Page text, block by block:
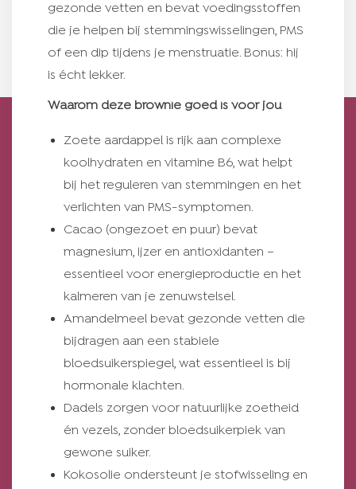
gezonde vetten en bevat voedingsstoffen
die je helpen bij stemmingswisselingen, PMS
of een dip tijdens je menstruatie. Bonus: hij
is écht lekker.
Waarom deze brownie goed is voor jou
Zoete aardappel is rijk aan complexe
koolhydraten en vitamine B6, wat helpt
bij het reguleren van stemmingen en het
verlichten van PMS-symptomen.
Cacao (ongezoet en puur) bevat
magnesium, ijzer en antioxidanten –
essentieel voor energieproductie en het
kalmeren van je zenuwstelsel.
Amandelmeel bevat gezonde vetten die
bijdragen aan een stabiele
bloedsuikerspiegel, wat essentieel is bij
hormonale klachten.
Dadels zorgen voor natuurlijke zoetheid
én vezels, zonder bloedsuikerpiek van
gewone suiker.
Kokosolie ondersteunt je stofwisseling en